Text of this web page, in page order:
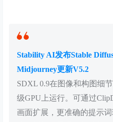
Stability AI发布Stable
Midjourney更新V5.2
SDXL 0.9在图像和构图细
级GPU上运行。可通过
画面扩展，更准确的提示